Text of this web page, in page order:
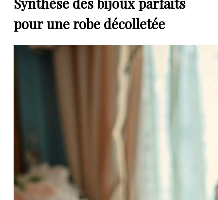
pour une robe décolletée